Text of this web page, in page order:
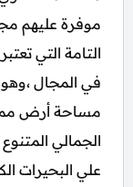
موفرة عليهم
التامة التي
في المجال ،وهو
مساحة أرض
الجمالي
علي البحيرات